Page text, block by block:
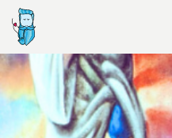
הפרופיל שלי